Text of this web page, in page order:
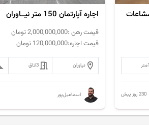
متر
230 روز پیش
اجاره آپارتمان 150 متر نیــاوران
قیمت رهن :2,000,000,000تومان
قیمت اجاره:120,000,000 تومان
نیاوران 3اتاق
اسماعیل‌پور